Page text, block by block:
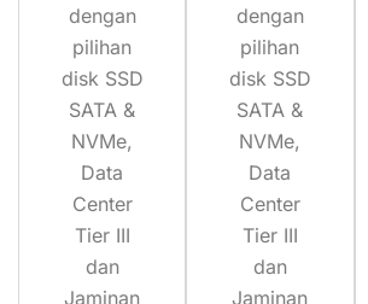
dengan
pilihan
disk SSD
SATA &
NVMe,
Data
Center
Tier III
dan
Jaminan
dengan
pilihan
disk SSD
SATA &
NVMe,
Data
Center
Tier III
dan
Jaminan